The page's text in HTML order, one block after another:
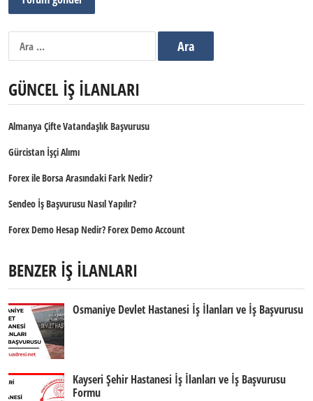
GÜNCEL İŞ İLANLARI
Almanya Çifte Vatandaşlık Başvurusu
Gürcistan İşçi Alımı
Forex ile Borsa Arasındaki Fark Nedir?
Sendeo İş Başvurusu Nasıl Yapılır?
Forex Demo Hesap Nedir? Forex Demo Account
BENZER İŞ İLANLARI
Osmaniye Devlet Hastanesi İş İlanları ve İş Başvurusu
Kayseri Şehir Hastanesi İş İlanları ve İş Başvurusu
Formu